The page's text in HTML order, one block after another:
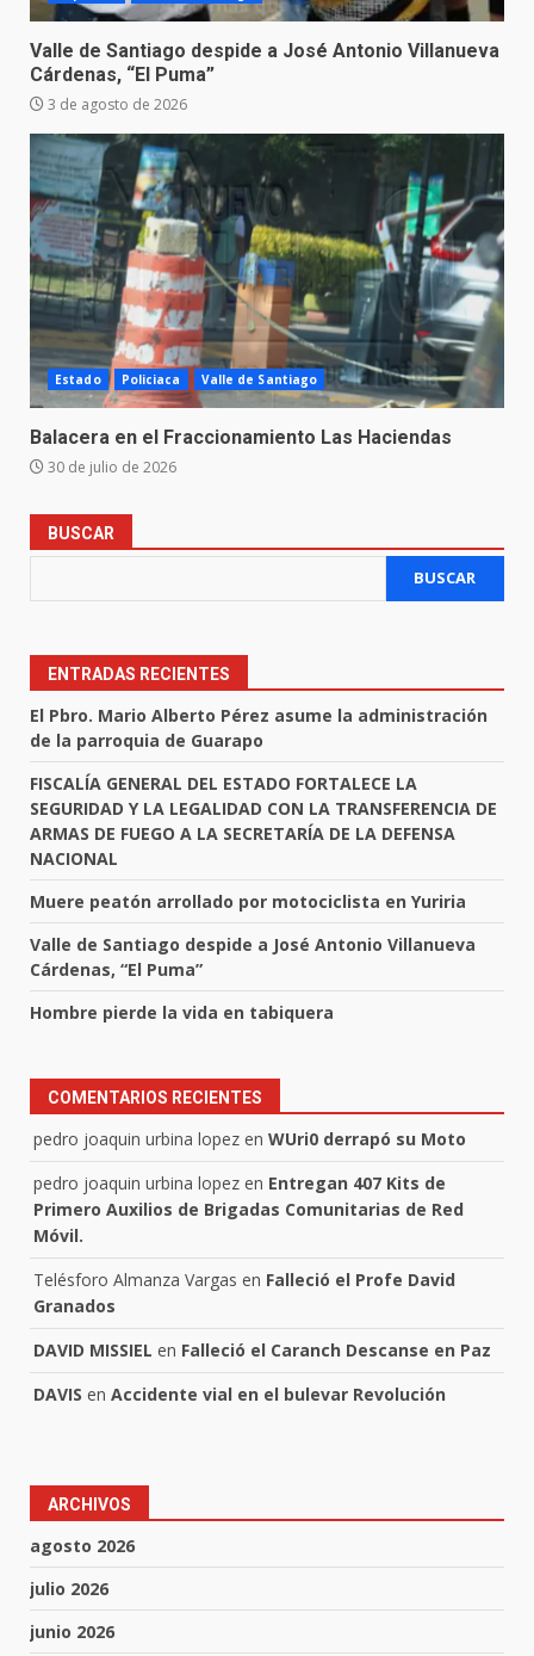
Valle de Santiago despide a José Antonio Villanueva
Cárdenas, “El Puma”
3 de agosto de 2026
Estado Policiaca Valle de Santiago
Balacera en el Fraccionamiento Las Haciendas
30 de julio de 2026
BUSCAR
BUSCAR
ENTRADAS RECIENTES
El Pbro. Mario Alberto Pérez asume la administración
de la parroquia de Guarapo
FISCALÍA GENERAL DEL ESTADO FORTALECE LA
SEGURIDAD Y LA LEGALIDAD CON LA TRANSFERENCIA DE
ARMAS DE FUEGO A LA SECRETARÍA DE LA DEFENSA
NACIONAL
Muere peatón arrollado por motociclista en Yuriria
Valle de Santiago despide a José Antonio Villanueva
Cárdenas, “El Puma”
Hombre pierde la vida en tabiquera
COMENTARIOS RECIENTES
pedro joaquin urbina lopez en WUri0 derrapó su Moto
pedro joaquin urbina lopez en Entregan 407 Kits de
Primero Auxilios de Brigadas Comunitarias de Red
Móvil.
Telésforo Almanza Vargas en Falleció el Profe David
Granados
DAVID MISSIEL en Falleció el Caranch Descanse en Paz
DAVIS en Accidente vial en el bulevar Revolución
ARCHIVOS
agosto 2026
julio 2026
junio 2026